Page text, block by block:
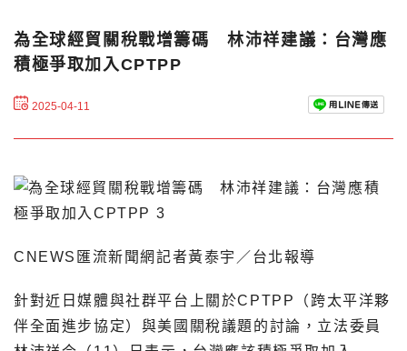
為全球經貿關稅戰增籌碼 林沛祥建議：台灣應
積極爭取加入CPTPP
2025-04-11
CNEWS匯流新聞網記者黃泰宇／台北報導
針對近日媒體與社群平台上關於CPTPP（跨太平洋夥
伴全面進步協定）與美國關稅議題的討論，立法委員